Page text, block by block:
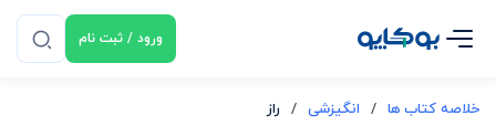
ورود / ثبت نام
خلاصه کتاب ها / انگیزشی / راز